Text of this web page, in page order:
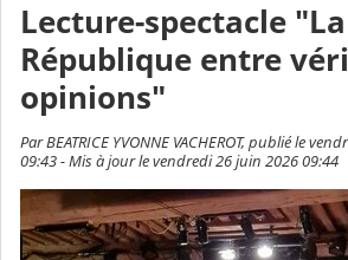
Lecture-spectacle "La
République entre
opinions"
Par BEATRICE YVONNE VACHEROT, publié le
09:43 - Mis à jour le vendredi 26 juin 2026 09:44